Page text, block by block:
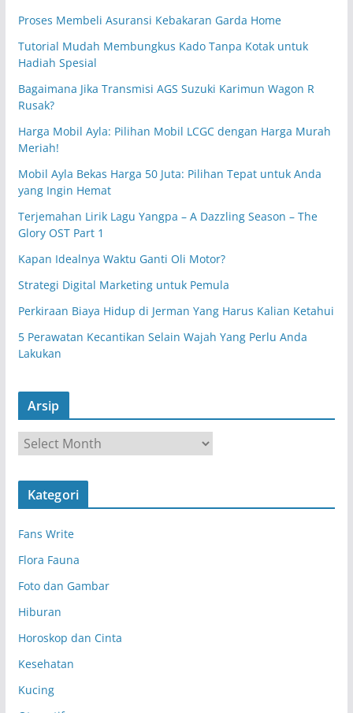
Proses Membeli Asuransi Kebakaran Garda Home
Tutorial Mudah Membungkus Kado Tanpa Kotak untuk
Hadiah Spesial
Bagaimana Jika Transmisi AGS Suzuki Karimun Wagon R
Rusak?
Harga Mobil Ayla: Pilihan Mobil LCGC dengan Harga Murah
Meriah!
Mobil Ayla Bekas Harga 50 Juta: Pilihan Tepat untuk Anda
yang Ingin Hemat
Terjemahan Lirik Lagu Yangpa – A Dazzling Season – The
Glory OST Part 1
Kapan Idealnya Waktu Ganti Oli Motor?
Strategi Digital Marketing untuk Pemula
Perkiraan Biaya Hidup di Jerman Yang Harus Kalian Ketahui
5 Perawatan Kecantikan Selain Wajah Yang Perlu Anda
Lakukan
Arsip
r
s
Kategori
Fans Write
Flora Fauna
Foto dan Gambar
Hiburan
Horoskop dan Cinta
Kesehatan
Kucing